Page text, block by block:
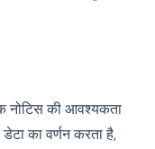
नोटिस की आवश्यकता
का वर्णन करता है,